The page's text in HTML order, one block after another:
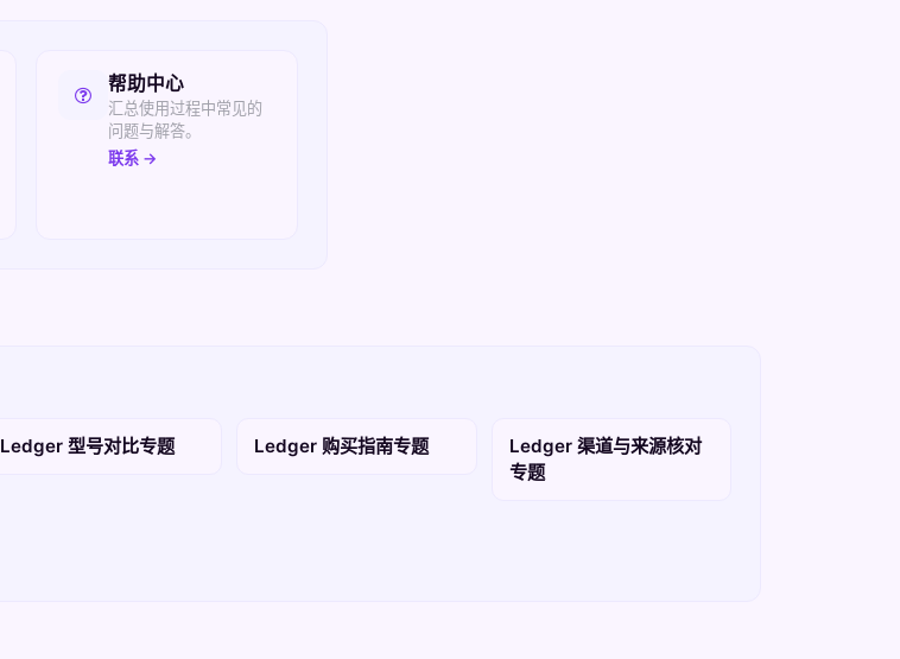
帮助中心
汇总使用过程中常见的
问题与解答。
联系 →
Ledger 型号对比专题 Ledger 购买指南专题
Ledger 渠道与来源核对
专题